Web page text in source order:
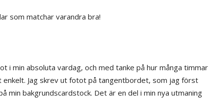
som matchar varandra bra!
i min absoluta vardag, och med tanke på hur många timmar
enkelt. Jag skrev ut fotot på tangentbordet, som jag först
bakgrundscardstock. Det är en del i min nya utmaning